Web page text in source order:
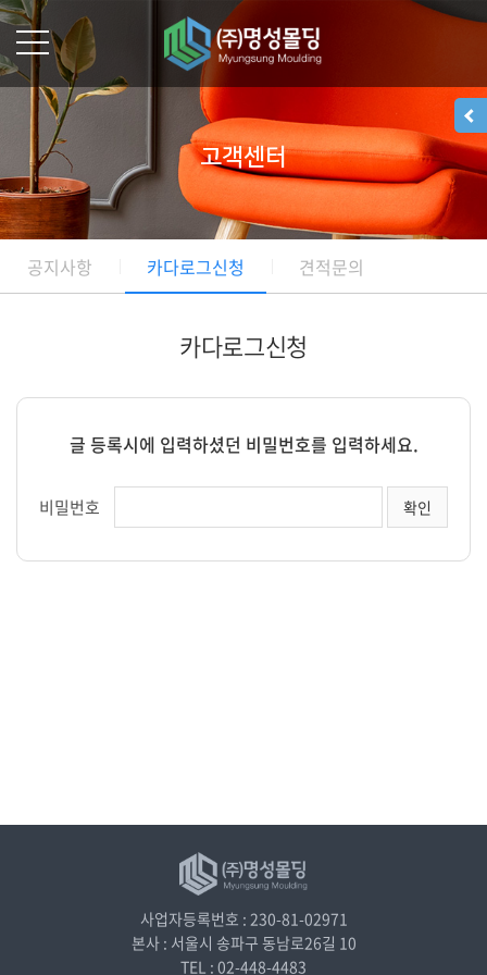
고객센터
공지사항 카다로그신청 견적문의
카다로그신청
글 등록시에 입력하셨던 비밀번호를 입력하세요.
비밀번호
사업자등록번호 : 230-81-02971
본사 : 서울시 송파구 동남로26길 10
TEL : 02-448-4483